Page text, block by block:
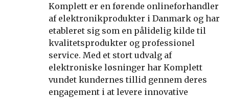
Komplett er en førende onlineforhandler
af elektronikprodukter i Danmark og har
etableret sig som en pålidelig kilde til
kvalitetsprodukter og professionel
service. Med et stort udvalg af
elektroniske løsninger har Komplett
vundet kundernes tillid gennem deres
engagement i at levere innovative